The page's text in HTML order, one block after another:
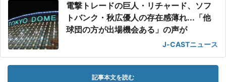
電撃トレードの巨人・リチャード、ソフ
トバンク・秋広優人の存在感薄れ...「他
球団の方が出場機会ある」の声が
J-CASTニュース
記事本文を読む